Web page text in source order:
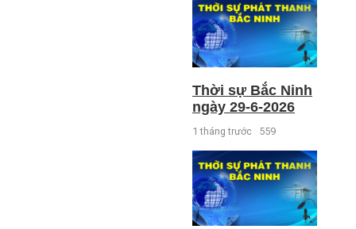
Thời sự Bắc Ninh
ngày 29-6-2026
1 tháng trước 559